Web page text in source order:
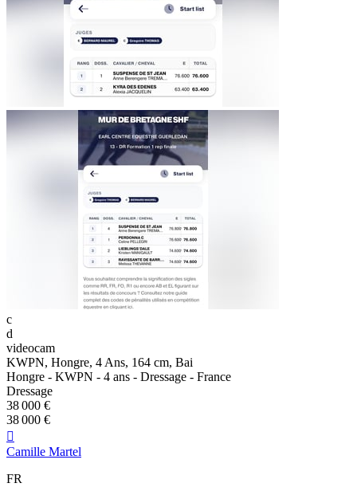
c
d
videocam
KWPN, Hongre, 4 Ans, 164 cm, Bai
Hongre - KWPN - 4 ans - Dressage - France
Dressage
38 000 €
38 000 €

Camille Martel
FR